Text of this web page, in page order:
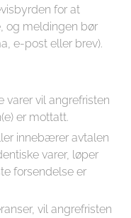
for at
og meldingen bør
e-post eller brev).
varer vil angrefristen
er mottatt.
innebærer avtalen
varer, løper
forsendelse er
vil angrefristen